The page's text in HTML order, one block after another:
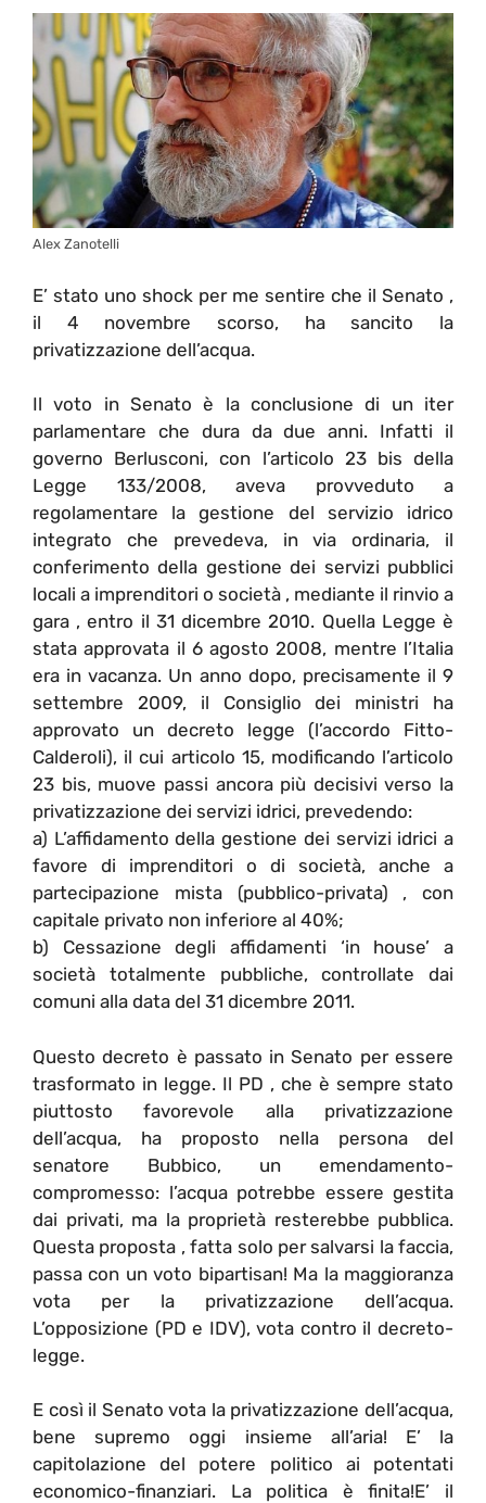
Alex Zanotelli
E’ stato uno shock per me sentire che il Senato ,
il 4 novembre scorso, ha sancito la
privatizzazione dell’acqua.
Il voto in Senato è la conclusione di un iter
parlamentare che dura da due anni. Infatti il
governo Berlusconi, con l’articolo 23 bis della
Legge 133/2008, aveva provveduto a
regolamentare la gestione del servizio idrico
integrato che prevedeva, in via ordinaria, il
conferimento della gestione dei servizi pubblici
locali a imprenditori o società , mediante il rinvio a
gara , entro il 31 dicembre 2010. Quella Legge è
stata approvata il 6 agosto 2008, mentre l’Italia
era in vacanza. Un anno dopo, precisamente il 9
settembre 2009, il Consiglio dei ministri ha
approvato un decreto legge (l’accordo Fitto-
Calderoli), il cui articolo 15, modificando l’articolo
23 bis, muove passi ancora più decisivi verso la
privatizzazione dei servizi idrici, prevedendo:
a) L’affidamento della gestione dei servizi idrici a
favore di imprenditori o di società, anche a
partecipazione mista (pubblico-privata) , con
capitale privato non inferiore al 40%;
b) Cessazione degli affidamenti ‘in house’ a
società totalmente pubbliche, controllate dai
comuni alla data del 31 dicembre 2011.
Questo decreto è passato in Senato per essere
trasformato in legge. Il PD , che è sempre stato
piuttosto favorevole alla privatizzazione
dell’acqua, ha proposto nella persona del
senatore Bubbico, un emendamento-
compromesso: l’acqua potrebbe essere gestita
dai privati, ma la proprietà resterebbe pubblica.
Questa proposta , fatta solo per salvarsi la faccia,
passa con un voto bipartisan! Ma la maggioranza
vota per la privatizzazione dell’acqua.
L’opposizione (PD e IDV), vota contro il decreto-
legge.
E così il Senato vota la privatizzazione dell’acqua,
bene supremo oggi insieme all’aria! E’ la
capitolazione del potere politico ai potentati
economico-finanziari. La politica è finita!E’ il